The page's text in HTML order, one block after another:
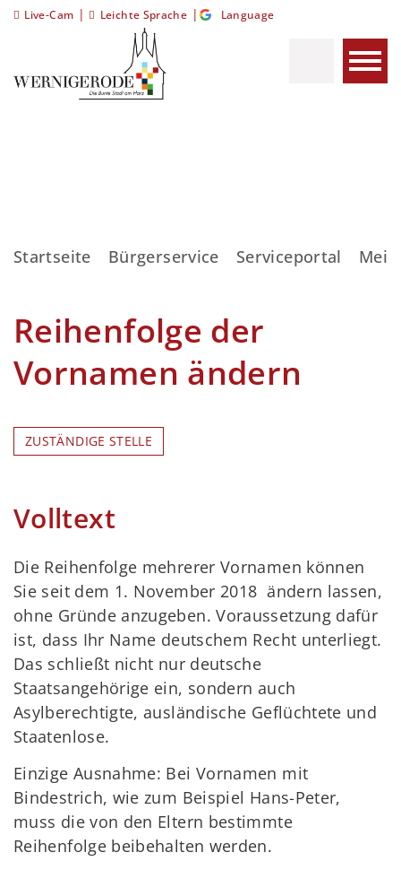
Live-Cam | Leichte Sprache | Language
Startseite Bürgerservice Serviceportal
Reihenfolge der
Vornamen ändern
ZUSTÄNDIGE STELLE
Volltext
Die Reihenfolge mehrerer Vornamen können
Sie seit dem 1. November 2018 ändern lassen,
ohne Gründe anzugeben. Voraussetzung dafür
ist, dass Ihr Name deutschem Recht unterliegt.
Das schließt nicht nur deutsche
Staatsangehörige ein, sondern auch
Asylberechtigte, ausländische Geflüchtete und
Staatenlose.
Einzige Ausnahme: Bei Vornamen mit
Bindestrich, wie zum Beispiel Hans-Peter,
muss die von den Eltern bestimmte
Reihenfolge beibehalten werden.